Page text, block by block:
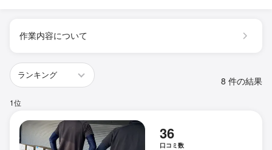
作業内容について
8 件の結果
1位
36
口コミ数